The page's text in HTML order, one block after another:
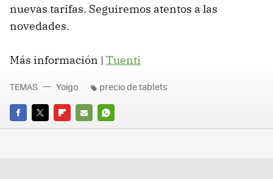
nuevas tarifas. Seguiremos atentos a las
novedades.
Más información | Tuenti
FACEBOOK
TWITTERFLIPBOARD
E-
WHATSAPP
TEMAS Yoigo precio de tablets